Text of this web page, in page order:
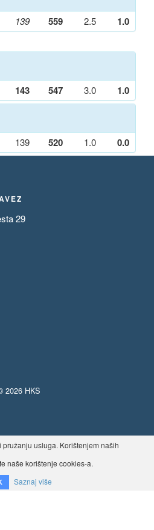
139 559 2.5 1.0
143 547 3.0 1.0
139 520 1.0 0.0
29
2026 HKS
usluga. Korištenjem naših
naše korištenje cookies-a.
Saznaj više